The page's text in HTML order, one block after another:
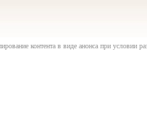
контента в виде анонса при условии